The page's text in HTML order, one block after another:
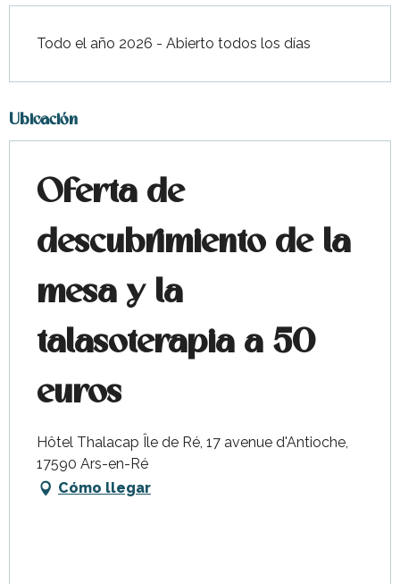
Todo el año 2026 - Abierto todos los días
Ubicación
Oferta de
descubrimiento de la
mesa y la
talasoterapia a 50
euros
Hôtel Thalacap Île de Ré, 17 avenue d'Antioche,
17590 Ars-en-Ré
Cómo llegar